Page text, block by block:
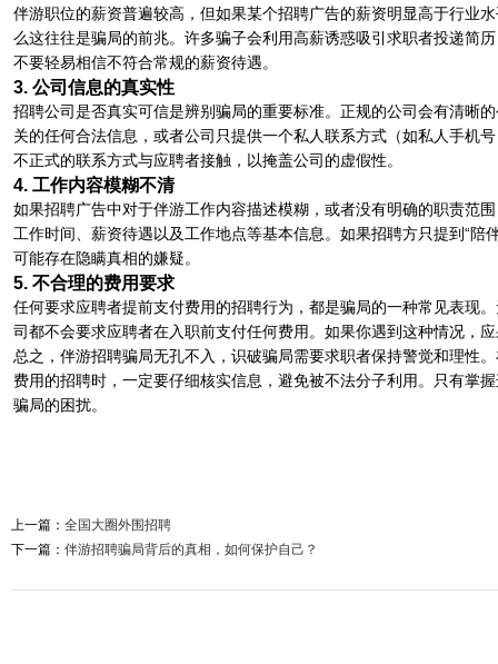
伴游职位的薪资普遍较高，但如果某个招聘广告的薪资明显高于行业
么这往往是骗局的前兆。许多骗子会利用高薪诱惑吸引求职者投递简
不要轻易相信不符合常规的薪资待遇。
3. 公司信息的真实性
招聘公司是否真实可信是辨别骗局的重要标准。正规的公司会有清晰
关的任何合法信息，或者公司只提供一个私人联系方式（如私人手机
不正式的联系方式与应聘者接触，以掩盖公司的虚假性。
4. 工作内容模糊不清
如果招聘广告中对于伴游工作内容描述模糊，或者没有明确的职责范
工作时间、薪资待遇以及工作地点等基本信息。如果招聘方只提到“陪
可能存在隐瞒真相的嫌疑。
5. 不合理的费用要求
任何要求应聘者提前支付费用的招聘行为，都是骗局的一种常见表现
司都不会要求应聘者在入职前支付任何费用。如果你遇到这种情况，
总之，伴游招聘骗局无孔不入，识破骗局需要求职者保持警觉和理性
费用的招聘时，一定要仔细核实信息，避免被不法分子利用。只有掌
骗局的困扰。
上一篇： 全国大圈外围招聘
下一篇： 伴游招聘骗局背后的真相，如何保护自己？